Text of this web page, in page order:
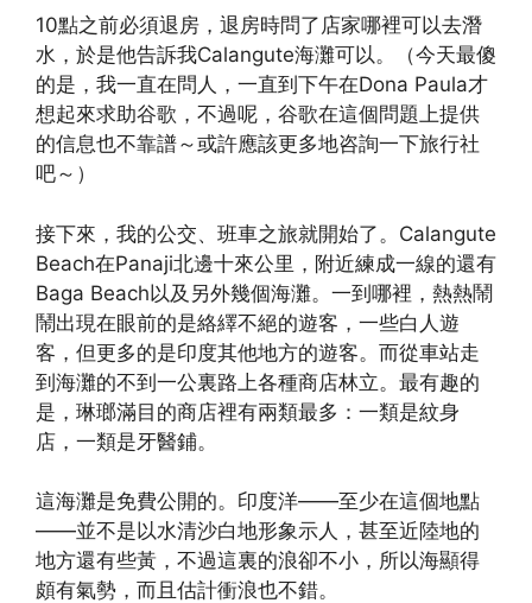
10點之前必須退房，退房時問了店家哪裡可以去潛
水，於是他告訴我Calangute海灘可以。（今天最傻
的是，我一直在問人，一直到下午在Dona Paula才
想起來求助谷歌，不過呢，谷歌在這個問題上提供
的信息也不靠譜～或許應該更多地咨詢一下旅行社
吧～）
接下來，我的公交、班車之旅就開始了。Calangute
Beach在Panaji北邊十來公里，附近練成一線的還有
Baga Beach以及另外幾個海灘。一到哪裡，熱熱鬧
鬧出現在眼前的是絡繹不絕的遊客，一些白人遊
客，但更多的是印度其他地方的遊客。而從車站走
到海灘的不到一公裏路上各種商店林立。最有趣的
是，琳瑯滿目的商店裡有兩類最多：一類是紋身
店，一類是牙醫鋪。
這海灘是免費公開的。印度洋——至少在這個地點
——並不是以水清沙白地形象示人，甚至近陸地的
地方還有些黃，不過這裏的浪卻不小，所以海顯得
頗有氣勢，而且估計衝浪也不錯。